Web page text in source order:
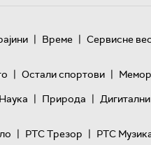
| Време | Сервисне
| Остали спортови |
Наука | Природа |
| РТС Трезор | РТС